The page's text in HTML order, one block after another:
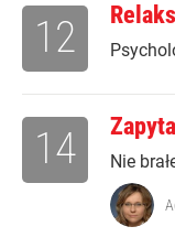
12
Nie
14